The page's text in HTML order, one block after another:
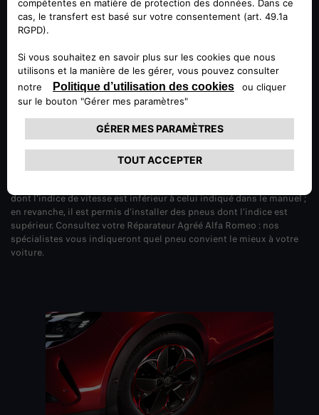
PRENDRE RENDEZ-VOUS
EN SAVOIR PLUS
La mesure des pneus est essentielle. L'installation de pneus de
dimensions différentes de celles spécifiées dans le manuel du
dont l'indice de vitesse est inférieur à celui indiqué dans le manuel ;
en revanche, il est permis d'installer des pneus dont l'indice est
supérieur. Consultez votre Réparateur Agréé Alfa Romeo : nos
spécialistes vous indiqueront quel pneu convient le mieux à votre
voiture.